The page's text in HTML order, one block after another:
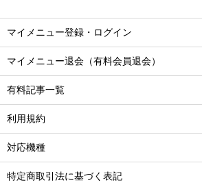
マイメニュー登録・ログイン
マイメニュー退会（有料会員退会）
有料記事一覧
利用規約
対応機種
特定商取引法に基づく表記